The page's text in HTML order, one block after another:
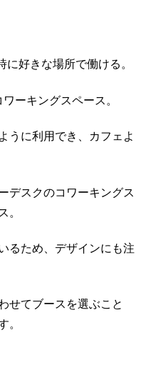
に好きな場所で働ける。
ーキングスペース。
うに利用でき、カフェよ
デスクのコワーキングス
。
るため、デザインにも注
せてブースを選ぶこと
。